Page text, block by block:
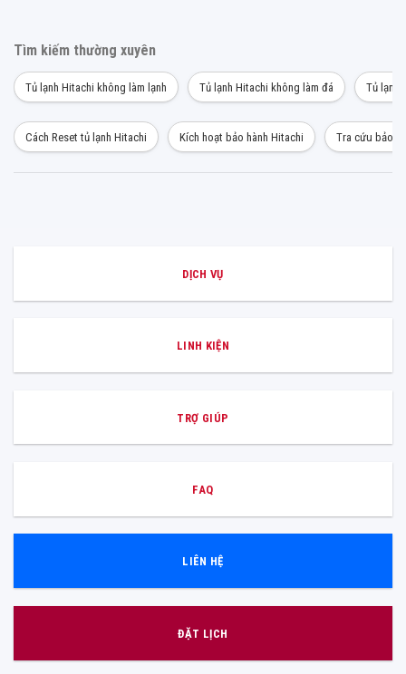
Tìm kiếm thường xuyên
Tủ lạnh Hitachi không làm lạnh Tủ lạnh Hitachi không làm đá Tủ lạnh
Cách Reset tủ lạnh Hitachi Kích hoạt bảo hành Hitachi Tra cứu bảo
DỊCH VỤ
LINH KIỆN
TRỢ GIÚP
FAQ
LIÊN HỆ
ĐẶT LỊCH